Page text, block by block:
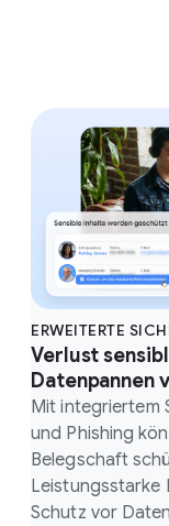
ERWEITERTE
Verlust
Datenpannen
Mit integriertem
und Phishing
Belegschaft
Leistungsstarke
Schutz vor